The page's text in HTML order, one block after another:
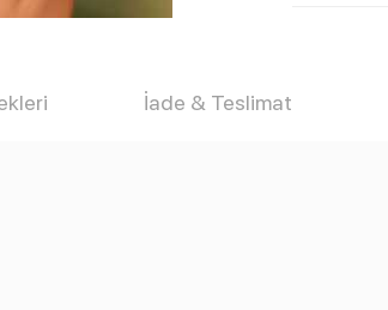
İade & Teslimat